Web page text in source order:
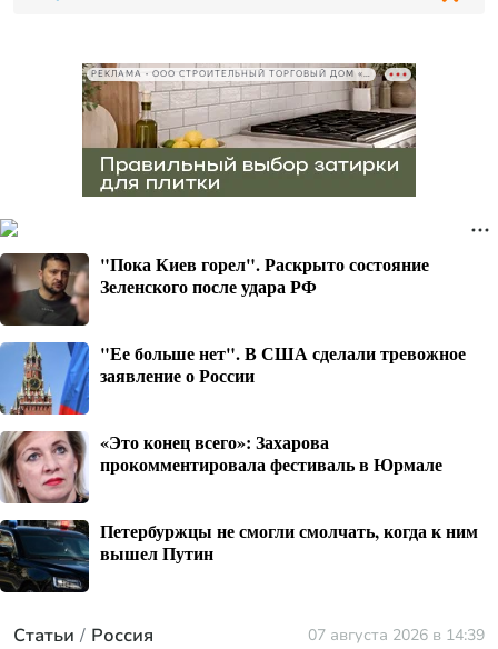
РЕКЛАМА • ООО СТРОИТЕЛЬНЫЙ ТОРГОВЫЙ ДОМ «ПЕТРОВИЧ», ИНН 7802348846
"Пока Киев горел". Раскрыто состояние
Зеленского после удара РФ
"Ее больше нет". В США сделали тревожное
заявление о России
«Это конец всего»: Захарова
прокомментировала фестиваль в Юрмале
Петербуржцы не смогли смолчать, когда к ним
вышел Путин
Статьи Россия 07 августа 2026 в 14:39